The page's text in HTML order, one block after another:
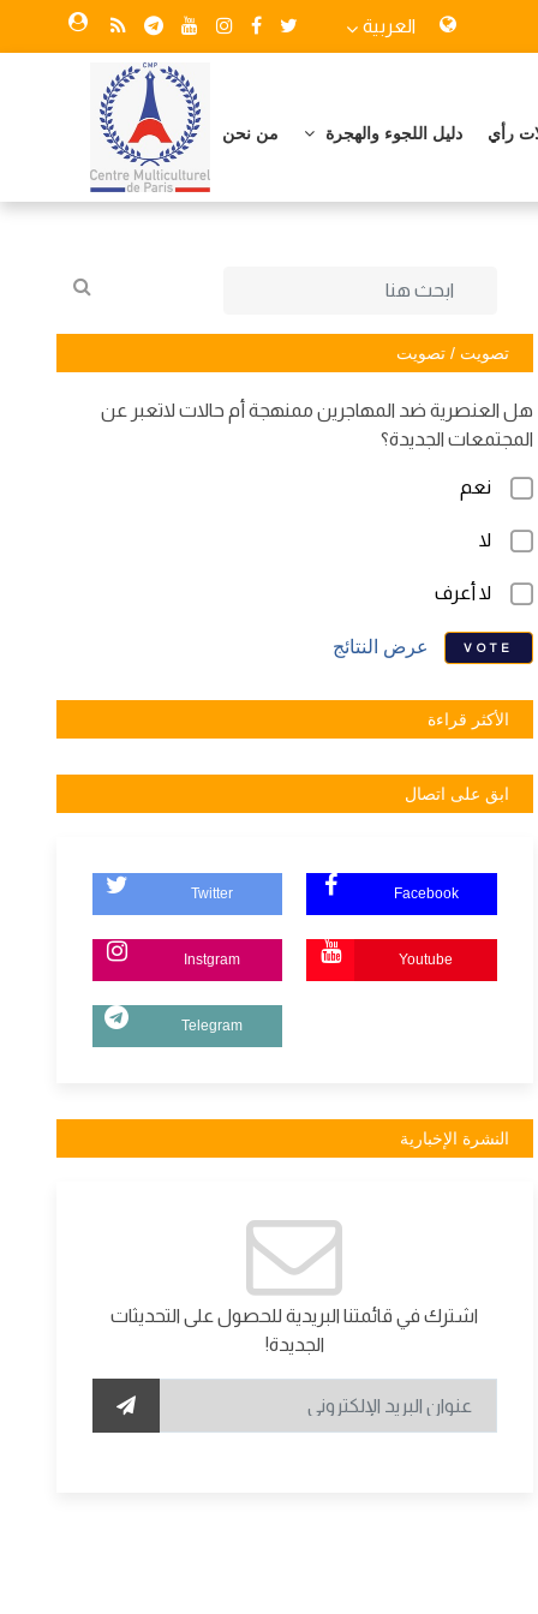
العربية
رأي دليل اللجوء والهجرة من نحن
تصويت / تصويت
هل العنصرية ضد المهاجرين ممنهجة أم حالات لاتعبر عن
المجتمعات الجديدة؟
نعم
لا
لا أعرف
VOTE عرض النتائج
الأكثر قراءة
ابق على اتصال
Twitter Facebook
Instgram Youtube
Telegram
النشرة الإخبارية
اشترك في قائمتنا البريدية للحصول على التحديثات
الجديدة!